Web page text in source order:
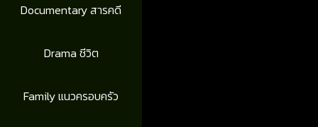
Documentary สารคดี
Drama ชีวิต
Family แนวครอบครัว